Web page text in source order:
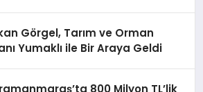
Görgel, Tarım ve Orman
Yumaklı ile Bir Araya Geldi
800 Milyon TL’lik